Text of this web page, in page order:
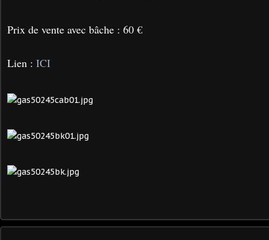
Prix de vente avec bâche : 60 €
Lien : ICI